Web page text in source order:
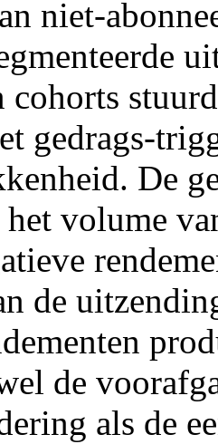
niet-
cohorts
gedrags-
De
volume
de
de
als de